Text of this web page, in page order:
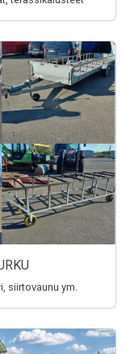
siirtovaunu ym.